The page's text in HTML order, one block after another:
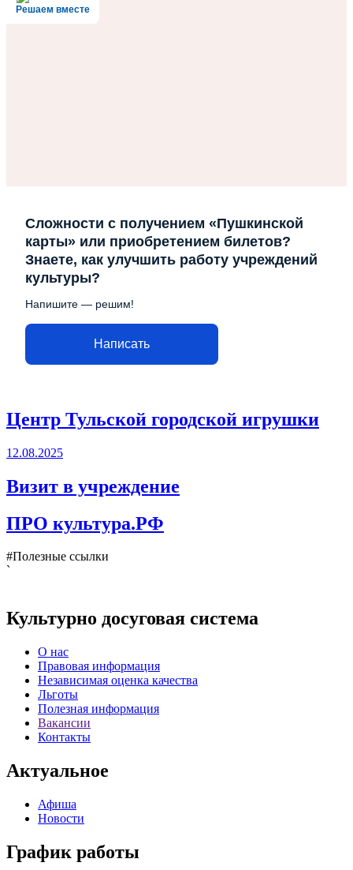
Решаем вместе
Сложности с получением «Пушкинской
карты» или приобретением билетов?
Знаете, как улучшить работу учреждений
культуры?
Напишите — решим!
Написать
Центр Тульской городской игрушки
12.08.2025
Визит в учреждение
ПРО культура.РФ
#Полезные ссылки
`
Культурно досуговая система
О нас
Правовая информация
Независимая оценка качества
Льготы
Полезная информация
Вакансии
Контакты
Актуальное
Афиша
Новости
График работы